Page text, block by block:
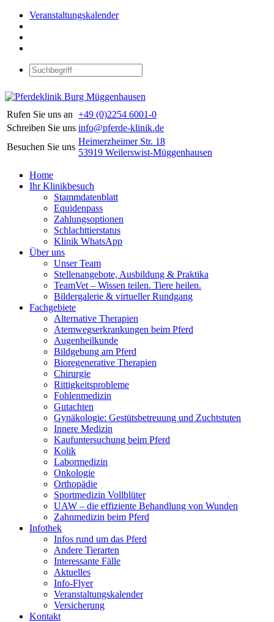
Veranstaltungskalender
Rufen Sie uns an +49 (0)2254 6001-0
Schreiben Sie uns info@pferde-klinik.de
Besuchen Sie uns
Heimerzheimer Str. 18
53919 Weilerswist-Müggenhausen
Home
Ihr Klinikbesuch
Stammdatenblatt
Equidenpass
Zahlungsoptionen
Schlachttierstatus
Klinik WhatsApp
Über uns
Unser Team
Stellenangebote, Ausbildung & Praktika
TeamVet – Wissen teilen. Tiere heilen.
Bildergalerie & virtueller Rundgang
Fachgebiete
Alternative Therapien
Atemwegserkrankungen beim Pferd
Augenheilkunde
Bildgebung am Pferd
Bioregenerative Therapien
Chirurgie
Rittigkeitsprobleme
Fohlenmedizin
Gutachten
Gynäkologie: Gestütsbetreuung und Zuchtstuten
Innere Medizin
Kaufuntersuchung beim Pferd
Kolik
Labormedizin
Onkologie
Orthopädie
Sportmedizin Vollblüter
UAW – die effiziente Behandlung von Wunden
Zahnmedizin beim Pferd
Infothek
Infos rund um das Pferd
Andere Tierarten
Interessante Fälle
Aktuelles
Info-Flyer
Veranstaltungskalender
Versicherung
Kontakt